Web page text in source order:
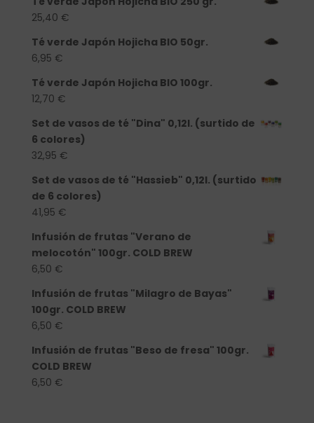
25,40 €
Té verde Japón Hojicha BIO 50gr.
6,95 €
Té verde Japón Hojicha BIO 100gr.
12,70 €
Set de vasos de té "Dina" 0,12l. (surtido de
6 colores)
32,95 €
Set de vasos de té "Hassieb" 0,12l. (surtido
de 6 colores)
41,95 €
Infusión de frutas "Verano de
melocotón" 100gr. COLD BREW
6,50 €
Infusión de frutas "Milagro de Bayas"
100gr. COLD BREW
6,50 €
Infusión de frutas "Beso de fresa" 100gr.
COLD BREW
6,50 €